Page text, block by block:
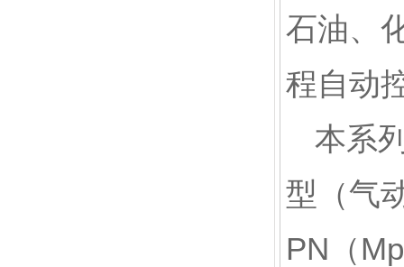
石油、
程自动
本系
型（气
PN（